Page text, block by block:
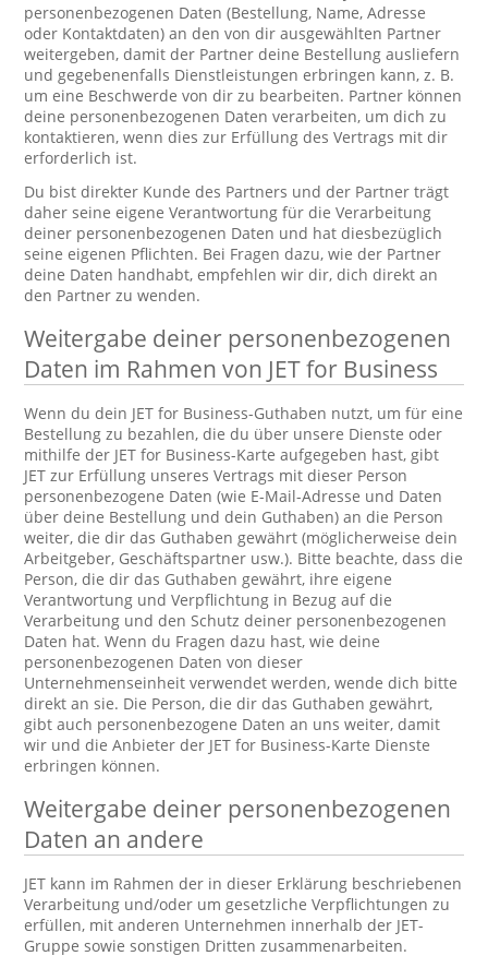
personenbezogenen Daten (Bestellung, Name, Adresse
oder Kontaktdaten) an den von dir ausgewählten Partner
weitergeben, damit der Partner deine Bestellung ausliefern
und gegebenenfalls Dienstleistungen erbringen kann, z. B.
um eine Beschwerde von dir zu bearbeiten. Partner können
deine personenbezogenen Daten verarbeiten, um dich zu
kontaktieren, wenn dies zur Erfüllung des Vertrags mit dir
erforderlich ist.
Du bist direkter Kunde des Partners und der Partner trägt
daher seine eigene Verantwortung für die Verarbeitung
deiner personenbezogenen Daten und hat diesbezüglich
seine eigenen Pflichten. Bei Fragen dazu, wie der Partner
deine Daten handhabt, empfehlen wir dir, dich direkt an
den Partner zu wenden.
Weitergabe deiner personenbezogenen
Daten im Rahmen von JET for Business
Wenn du dein JET for Business-Guthaben nutzt, um für eine
Bestellung zu bezahlen, die du über unsere Dienste oder
mithilfe der JET for Business-Karte aufgegeben hast, gibt
JET zur Erfüllung unseres Vertrags mit dieser Person
personenbezogene Daten (wie E-Mail-Adresse und Daten
über deine Bestellung und dein Guthaben) an die Person
weiter, die dir das Guthaben gewährt (möglicherweise dein
Arbeitgeber, Geschäftspartner usw.). Bitte beachte, dass die
Person, die dir das Guthaben gewährt, ihre eigene
Verantwortung und Verpflichtung in Bezug auf die
Verarbeitung und den Schutz deiner personenbezogenen
Daten hat. Wenn du Fragen dazu hast, wie deine
personenbezogenen Daten von dieser
Unternehmenseinheit verwendet werden, wende dich bitte
direkt an sie. Die Person, die dir das Guthaben gewährt,
gibt auch personenbezogene Daten an uns weiter, damit
wir und die Anbieter der JET for Business-Karte Dienste
erbringen können.
Weitergabe deiner personenbezogenen
Daten an andere
JET kann im Rahmen der in dieser Erklärung beschriebenen
Verarbeitung und/oder um gesetzliche Verpflichtungen zu
erfüllen, mit anderen Unternehmen innerhalb der JET-
Gruppe sowie sonstigen Dritten zusammenarbeiten.